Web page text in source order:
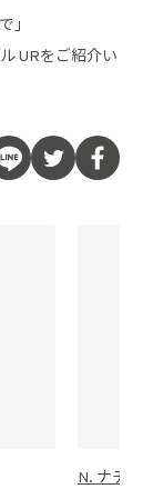
」
URをご紹介い
N. ナチュ